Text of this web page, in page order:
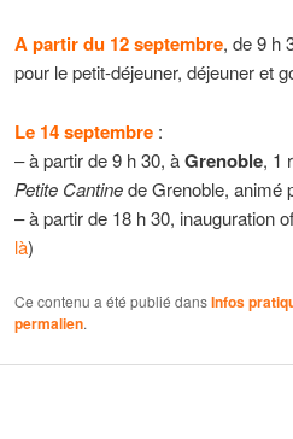
A partir du 12 septembre, de 9 h
pour le petit-déjeuner, déjeuner et
Le 14 septembre:
– à partir de 9 h 30, àGrenoble, 1
Petite Cantinede Grenoble, animé
– à partir de 18 h 30, inauguration
là)
Ce contenu a été publié dansInfos
permalien.